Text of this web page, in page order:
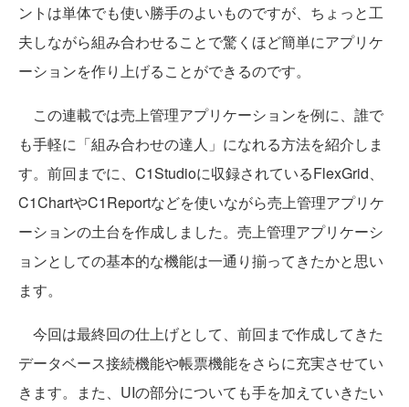
ントは単体でも使い勝手のよいものですが、ちょっと工
夫しながら組み合わせることで驚くほど簡単にアプリケ
ーションを作り上げることができるのです。
この連載では売上管理アプリケーションを例に、誰で
も手軽に「組み合わせの達人」になれる方法を紹介しま
す。前回までに、C1Studioに収録されているFlexGrid、
C1ChartやC1Reportなどを使いながら売上管理アプリケ
ーションの土台を作成しました。売上管理アプリケーシ
ョンとしての基本的な機能は一通り揃ってきたかと思い
ます。
今回は最終回の仕上げとして、前回まで作成してきた
データベース接続機能や帳票機能をさらに充実させてい
きます。また、UIの部分についても手を加えていきたい